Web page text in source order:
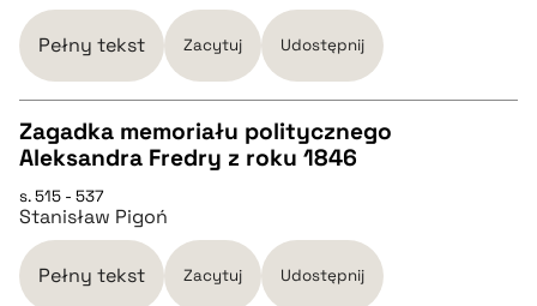
pobierz cytat
BIBTEX
pobierz cytat
Pełny tekst Zacytuj Udostępnij
pobierz cytat
Zagadka memoriału politycznego
Aleksandra Fredry z roku 1846
s. 515 - 537
Stanisław Pigoń
Pełny tekst Zacytuj Udostępnij